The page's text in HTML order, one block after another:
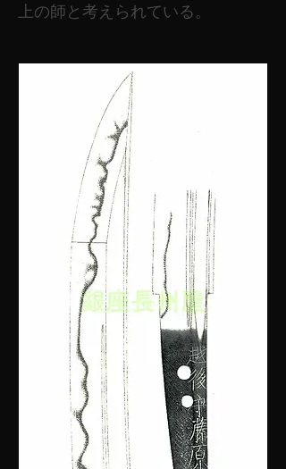
上の師と考えられている。